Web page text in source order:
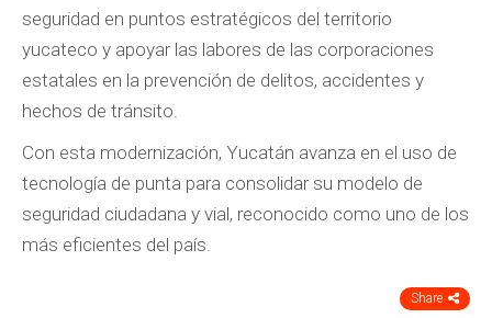
seguridad en puntos estratégicos del territorio
yucateco y apoyar las labores de las corporaciones
estatales en la prevención de delitos, accidentes y
hechos de tránsito.
Con esta modernización, Yucatán avanza en el uso de
tecnología de punta para consolidar su modelo de
seguridad ciudadana y vial, reconocido como uno de los
más eficientes del país.
Share